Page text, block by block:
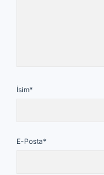
İsim*
E-Posta*